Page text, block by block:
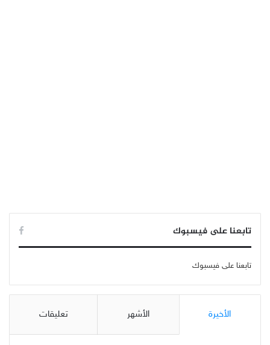
تابعنا على فيسبوك
تابعنا على فيسبوك
الأخيرة الأشهر تعليقات